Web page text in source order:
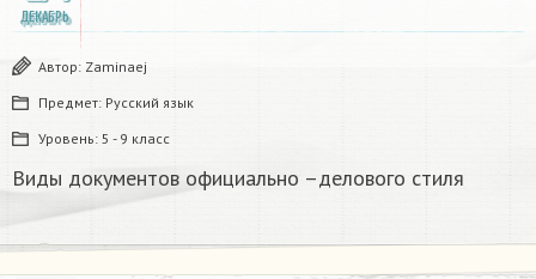
ДЕКАБРЬ
Автор: Zaminaej
Предмет: Русский язык
Уровень: 5 - 9 класс
Виды документов официально –делового стиля